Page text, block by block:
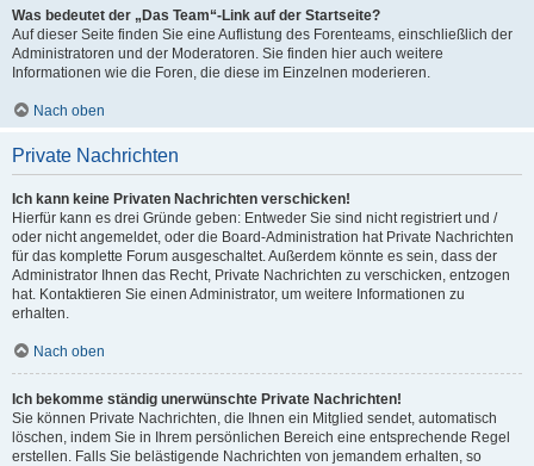
Was bedeutet der „Das Team“-Link auf der Startseite?
Auf dieser Seite finden Sie eine Auflistung des Forenteams, einschließlich der
Administratoren und der Moderatoren. Sie finden hier auch weitere
Informationen wie die Foren, die diese im Einzelnen moderieren.
Nach oben
Private Nachrichten
Ich kann keine Privaten Nachrichten verschicken!
Hierfür kann es drei Gründe geben: Entweder Sie sind nicht registriert und /
oder nicht angemeldet, oder die Board-Administration hat Private Nachrichten
für das komplette Forum ausgeschaltet. Außerdem könnte es sein, dass der
Administrator Ihnen das Recht, Private Nachrichten zu verschicken, entzogen
hat. Kontaktieren Sie einen Administrator, um weitere Informationen zu
erhalten.
Nach oben
Ich bekomme ständig unerwünschte Private Nachrichten!
Sie können Private Nachrichten, die Ihnen ein Mitglied sendet, automatisch
löschen, indem Sie in Ihrem persönlichen Bereich eine entsprechende Regel
erstellen. Falls Sie belästigende Nachrichten von jemandem erhalten, so